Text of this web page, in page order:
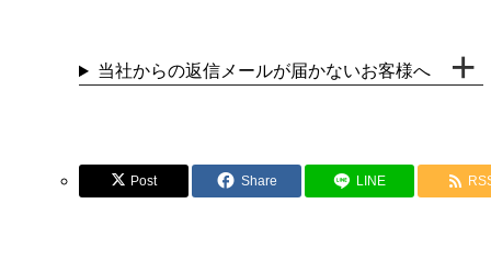
当社からの返信メールが届かないお客様へ
Post Share LINE